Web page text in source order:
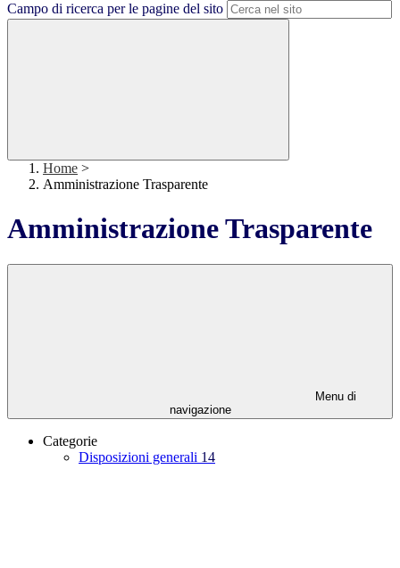
Campo di ricerca per le pagine del sito
Home >
Amministrazione Trasparente
Amministrazione Trasparente
Menu di
navigazione
Categorie
Disposizioni generali 14